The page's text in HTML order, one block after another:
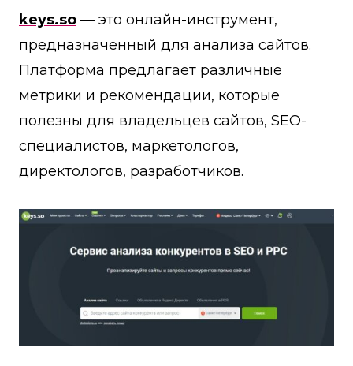
keys.so — это онлайн-инструмент,
предназначенный для анализа сайтов.
Платформа предлагает различные
метрики и рекомендации, которые
полезны для владельцев сайтов, SEO-
специалистов, маркетологов,
директологов, разработчиков.